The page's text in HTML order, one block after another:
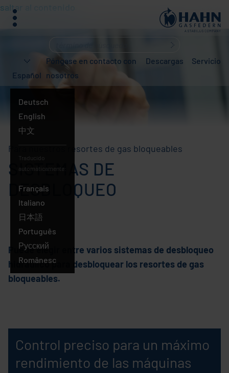
saltar al contenido
menú
Español
Deutsch
English
中文
Español
Traducido
automáticamente:
Français
Italiano
日本語
Português
Русский
Românesc
Póngase en contacto con
nosotros
Descargas Servicio
Para nuestros resortes de gas bloqueables
SISTEMAS DE
DESBLOQUEO
Puede elegir entre varios sistemas de desbloqueo
hidráulico para desbloquear los resortes de gas
bloqueables.
Control preciso para un máximo
rendimiento de las máquinas
busca?